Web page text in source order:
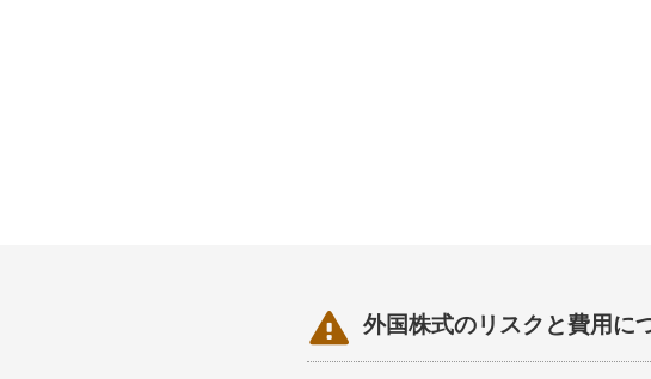
 外国株式のリスクと費用に